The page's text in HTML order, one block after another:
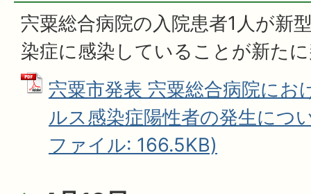
宍粟総合病院の入院患者1人が新
染症に感染していることが新た
宍粟市発表 宍粟総合病院にお
ルス感染症陽性者の発生につ
ファイル: 166.5KB)